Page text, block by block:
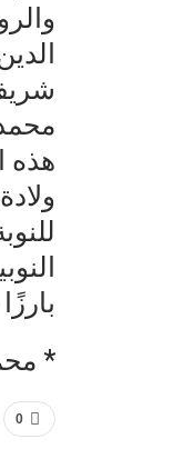
هذه
بارزًا في
*
0